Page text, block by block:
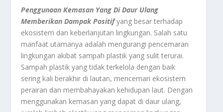
Penggunaan Kemasan Yang Di Daur Ulang
Memberikan Dampak Positifyang besar terhadap
ekosistem dan keberlanjutan lingkungan. Salah satu
manfaat utamanya adalah mengurangi pencemaran
lingkungan akibat sampah plastik yang sulit terurai.
Sampah plastik yang tidak terkelola dengan baik
sering kali berakhir di lautan, mencemari ekosistem
perairan dan membahayakan kehidupan laut. Dengan
menggunakan kemasan yang dapat di daur ulang,